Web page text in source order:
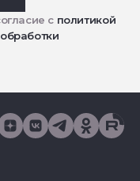
с политикой